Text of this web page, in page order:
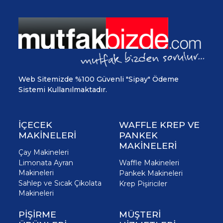
Web Sitemizde %100 Güvenli "Sipay" Ödeme
Sistemi Kullanılmaktadır.
İÇECEK
MAKİNELERİ
Çay Makineleri
Limonata Ayran
Makineleri
Sahlep ve Sıcak Çikolata
Makineleri
WAFFLE KREP VE
PANKEK
MAKİNELERİ
Waffle Makineleri
Pankek Makineleri
Krep Pişiriciler
PİŞİRME
MÜŞTERİ